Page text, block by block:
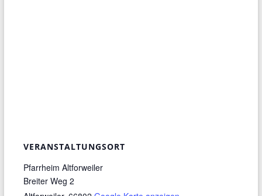
VERANSTALTUNGSORT
Pfarrheim Altforweiler
Breiter Weg 2